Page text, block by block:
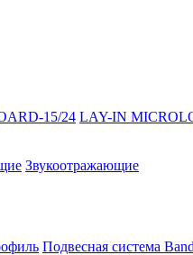
15/24 LAY-IN
Звукоотражающие
Подвесная система